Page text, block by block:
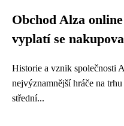
Obchod Alza
vyplatí se
Historie a vznik společnosti
nejvýznamnější hráče na
střední...